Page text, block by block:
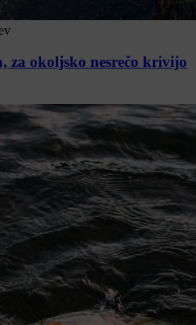
za okoljsko nesrečo krivijo